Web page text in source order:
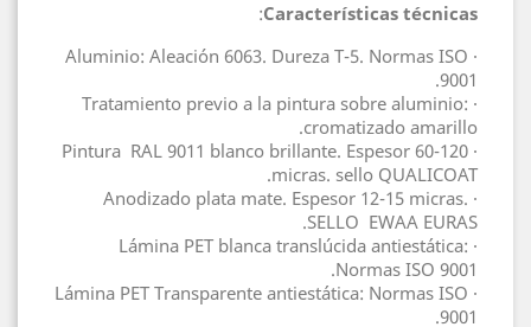
Características técnicas
:
· Aluminio: Aleación 6063. Dureza T-5. Normas ISO
9001.
· Tratamiento previo a la pintura sobre aluminio:
cromatizado amarillo.
· Pintura RAL 9011 blanco brillante. Espesor 60-120
micras. sello QUALICOAT.
· Anodizado plata mate. Espesor 12-15 micras.
SELLO EWAA EURAS.
· Lámina PET blanca translúcida antiestática:
Normas ISO 9001.
· Lámina PET Transparente antiestática: Normas ISO
9001.